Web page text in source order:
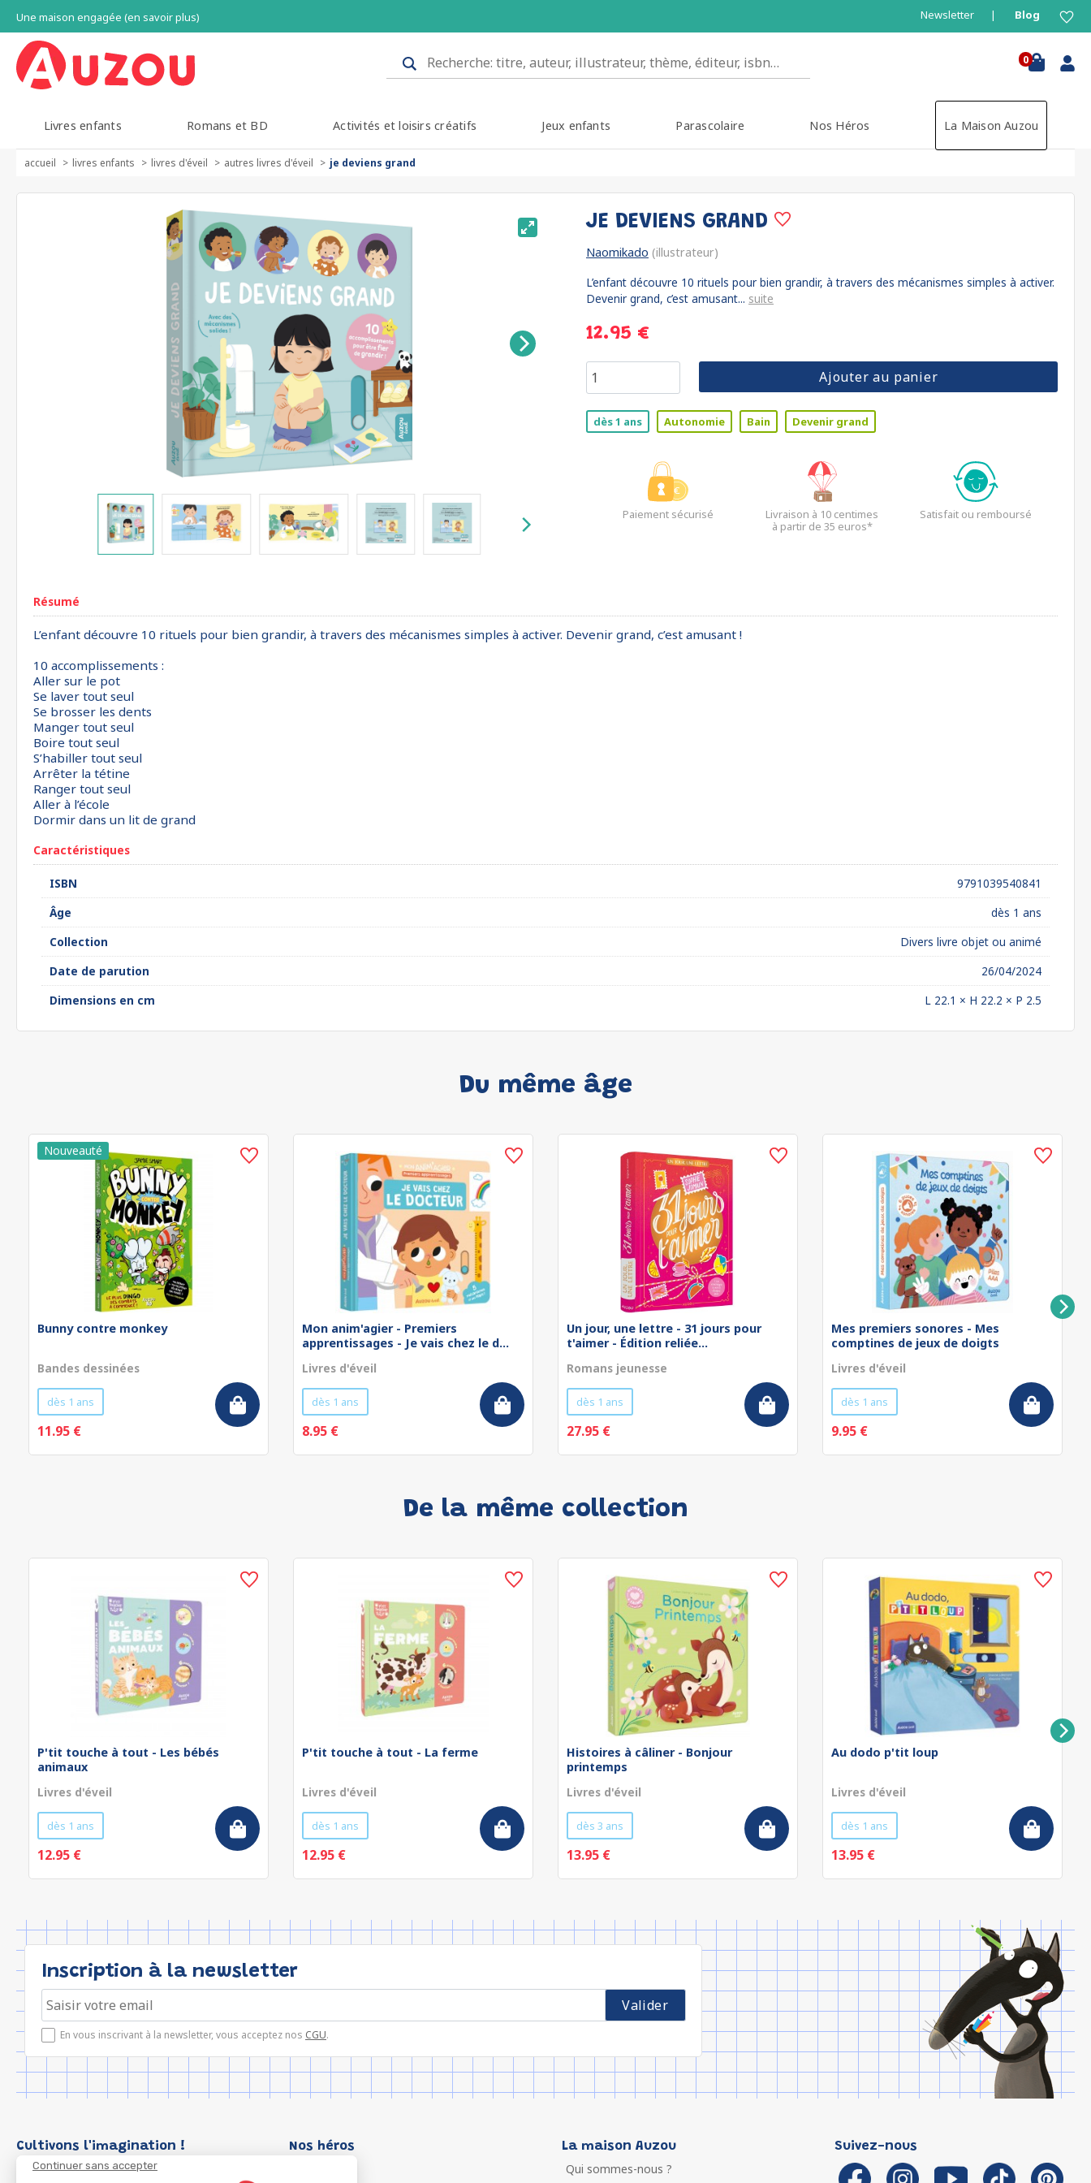
Continuer sans accepter
Une maison engagée (en savoir plus) Newsletter Blog
0
Livres enfants Romans et BD Activités et loisirs créatifs Jeux enfants Parascolaire Nos Héros La Maison Auzou
accueil livres enfants livres d'éveil autres livres d'éveil je deviens grand
JE DEVIENS GRAND
Naomikado (illustrateur)
L’enfant découvre 10 rituels pour bien grandir, à travers des mécanismes simples à activer.
Devenir grand, c’est amusant... suite
12.95 €
Ajouter au panier
dès 1 ans Autonomie Bain Devenir grand
Paiement sécurisé
Livraison à 10 centimes
à partir de 35 euros*
Satisfait ou remboursé
Résumé
L’enfant découvre 10 rituels pour bien grandir, à travers des mécanismes simples à activer. Devenir grand, c’est amusant !
10 accomplissements :
Aller sur le pot
Se laver tout seul
Se brosser les dents
Manger tout seul
Boire tout seul
S’habiller tout seul
Arrêter la tétine
Ranger tout seul
Aller à l’école
Dormir dans un lit de grand
Caractéristiques
ISBN
9791039540841
Âge
dès 1 ans
Collection
Divers livre objet ou animé
Date de parution
26/04/2024
Dimensions en cm
L 22.1 × H 22.2 × P 2.5
Du même âge
Bunny contre monkey
Bandes dessinées
dès 1 ans
11.95 €
Mon anim'agier - Premiers
apprentissages - Je vais chez le d...
Livres d'éveil
dès 1 ans
8.95 €
Un jour, une lettre - 31 jours pour
t'aimer - Édition reliée...
Romans jeunesse
dès 1 ans
27.95 €
Mes premiers sonores - Mes
comptines de jeux de doigts
Livres d'éveil
dès 1 ans
9.95 €
De la même collection
P'tit touche à tout - Les bébés
animaux
Livres d'éveil
dès 1 ans
12.95 €
P'tit touche à tout - La ferme
Livres d'éveil
dès 1 ans
12.95 €
Histoires à câliner - Bonjour
printemps
Livres d'éveil
dès 3 ans
13.95 €
Au dodo p'tit loup
Livres d'éveil
dès 1 ans
13.95 €
Inscription à la newsletter
En vous inscrivant à la newsletter, vous acceptez nos CGU.
Cultivons l'imagination ! Nos héros La maison Auzou
Qui sommes-nous ?
Suivez-nous